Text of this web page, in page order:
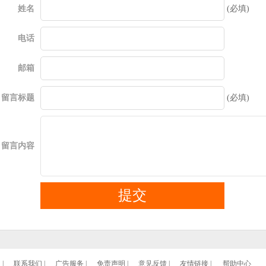
姓名 (必填)
电话
邮箱
留言标题 (必填)
留言内容
联系我们 广告服务 免责声明 意见反馈| 友情链接| 帮助中心